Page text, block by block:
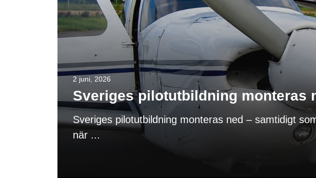
2 juni, 2026
Sveriges pilotutbildning monteras
Sveriges pilotutbildning monteras ned – samtidigt
när ...